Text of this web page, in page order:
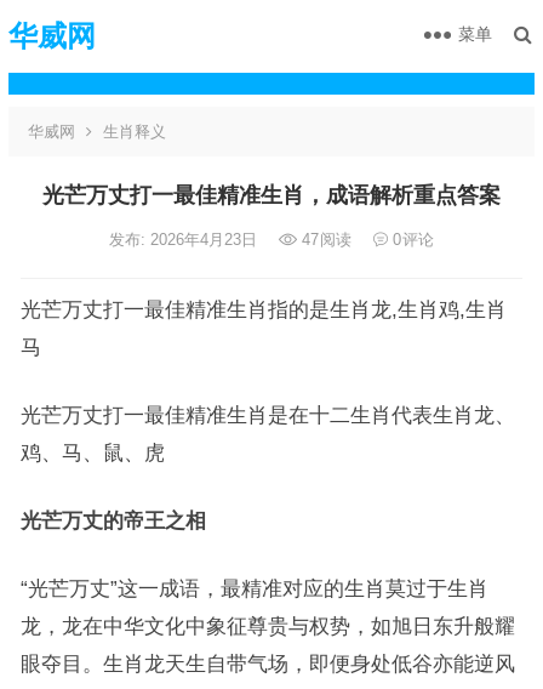
华威网 菜单
华威网 生肖释义
光芒万丈打一最佳精准生肖，成语解析重点答案
发布: 2026年4月23日 47阅读 0评论
光芒万丈打一最佳精准生肖指的是生肖龙,生肖鸡,生肖
马
光芒万丈打一最佳精准生肖是在十二生肖代表生肖龙、
鸡、马、鼠、虎
光芒万丈的帝王之相
“光芒万丈”这一成语，最精准对应的生肖莫过于生肖
龙，龙在中华文化中象征尊贵与权势，如旭日东升般耀
眼夺目。生肖龙天生自带气场，即便身处低谷亦能逆风